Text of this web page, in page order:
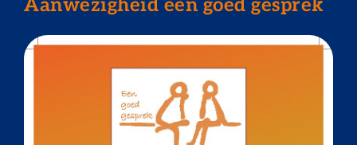
Aanwezigheid een goed gesprek